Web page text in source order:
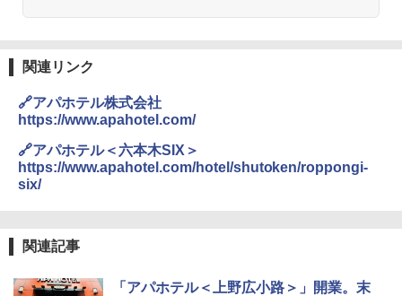
易 トイレテント (ブラック)
ENDLESS BASE 《めざましテレビで紹介》
テント ワンタッチ RENEW 幅200 2-3人用 43
￥5,999
ュ(BC仕様) PATC-150B(EB)
￥6,459
ポインターライト 強力 小型 緑色/赤色/青紫色
関連リンク
🔗アパホテル株式会社
https://www.apahotel.com/
🔗アパホテル＜六本木SIX＞
https://www.apahotel.com/hotel/shutoken/roppongi-
six/
関連記事
「アパホテル＜上野広小路＞」開業。末